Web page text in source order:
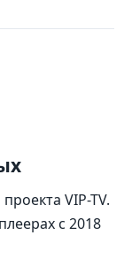
VIP-TV.
с 2018